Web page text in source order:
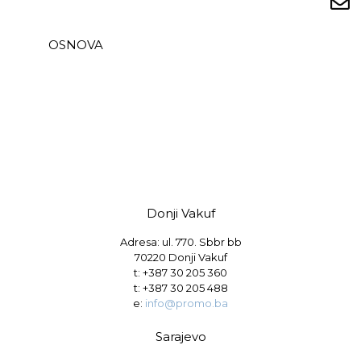
OSNOVA
Donji Vakuf
Adresa: ul. 770. Sbbr bb
70220 Donji Vakuf
t: +387 30 205 360
t: +387 30 205 488
e: info@promo.ba
Sarajevo